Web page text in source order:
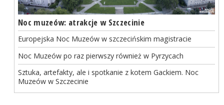
Noc muzeów: atrakcje w Szczecinie
Europejska Noc Muzeów w szczecińskim magistracie
Noc Muzeów po raz pierwszy również w Pyrzycach
Sztuka, artefakty, ale i spotkanie z kotem Gackiem. Noc
Muzeów w Szczecinie